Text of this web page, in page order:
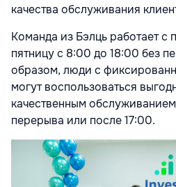
качества обслуживания
Команда из Бэлць работает с
пятницу с 8:00 до 18:00 без
образом, люди с
могут воспользоваться
качественным
перерыва или после 17:00.